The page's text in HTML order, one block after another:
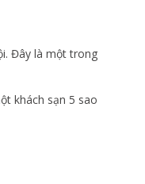
Đây là một trong
khách sạn 5 sao